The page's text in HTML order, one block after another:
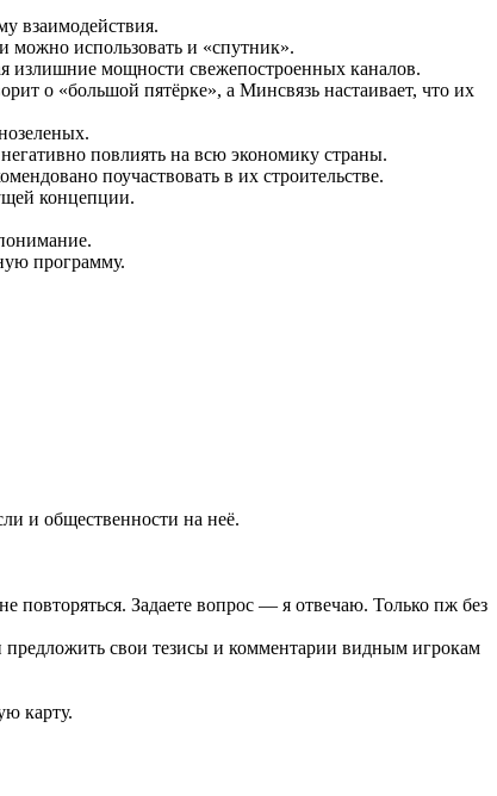
взаимодействия.
можно использовать и «спутник».
излишние мощности свежепостроенных каналов.
о «большой пятёрке», а Минсвязь настаивает, что их
повлиять на всю экономику страны.
поучаствовать в их строительстве.
концепции.
программу.
и общественности на неё.
повторяться. Задаете вопрос — я отвечаю. Только пж без
предложить свои тезисы и комментарии видным игрокам
карту.